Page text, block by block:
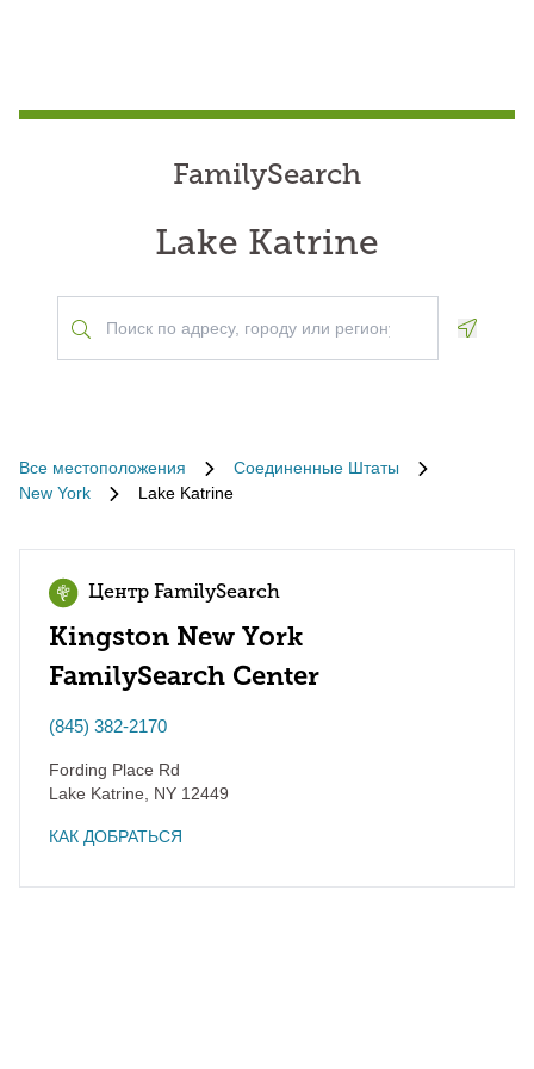
FamilySearch
Lake Katrine
Все местоположения
Соединенные Штаты
New York
Lake Katrine
Центр FamilySearch
Kingston New York
FamilySearch Center
(845) 382-2170
Fording Place Rd
Lake Katrine
NY 12449
КАК ДОБРАТЬСЯ